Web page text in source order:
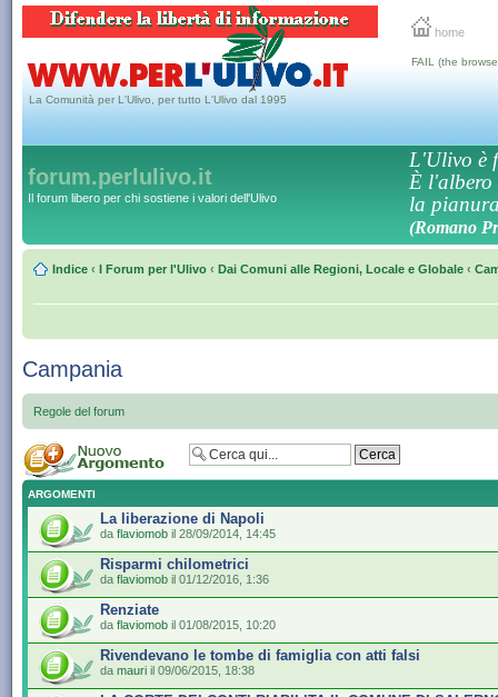
home
La Comunità per L'Ulivo, per tutto L'Ulivo dal 1995
FAIL (the
forum.perlulivo.it
Il forum libero per chi sostiene i valori dell'Ulivo
L'Ulivo è
È l'albero
la
(Romano
Indice ‹ I Forum per l'Ulivo ‹ Dai Comuni alle Regioni, Locale e Globale ‹
Campania
Regole del forum
ARGOMENTI
La liberazione di Napoli
da flaviomob il 28/09/2014, 14:45
Risparmi chilometrici
da flaviomob il 01/12/2016, 1:36
Renziate
da flaviomob il 01/08/2015, 10:20
Rivendevano le tombe di famiglia con atti falsi
da mauri il 09/06/2015, 18:38